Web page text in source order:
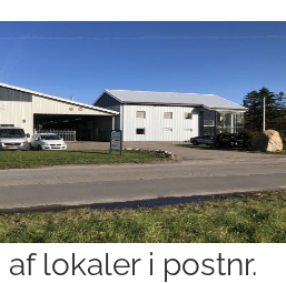
lokaler i postnr.